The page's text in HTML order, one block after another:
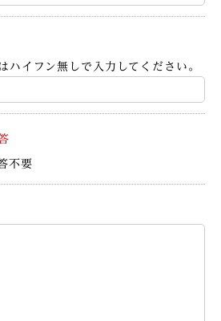
ハイフン無しで入力してください。
不要